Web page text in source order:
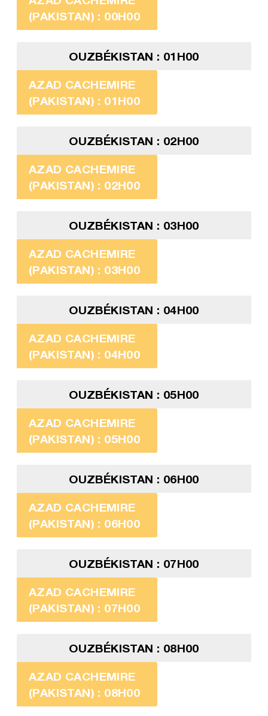
(PAKISTAN) : 00H00
OUZBÉKISTAN : 01H00
AZAD CACHEMIRE
(PAKISTAN) : 01H00
OUZBÉKISTAN : 02H00
AZAD CACHEMIRE
(PAKISTAN) : 02H00
OUZBÉKISTAN : 03H00
AZAD CACHEMIRE
(PAKISTAN) : 03H00
OUZBÉKISTAN : 04H00
AZAD CACHEMIRE
(PAKISTAN) : 04H00
OUZBÉKISTAN : 05H00
AZAD CACHEMIRE
(PAKISTAN) : 05H00
OUZBÉKISTAN : 06H00
AZAD CACHEMIRE
(PAKISTAN) : 06H00
OUZBÉKISTAN : 07H00
AZAD CACHEMIRE
(PAKISTAN) : 07H00
OUZBÉKISTAN : 08H00
AZAD CACHEMIRE
(PAKISTAN) : 08H00